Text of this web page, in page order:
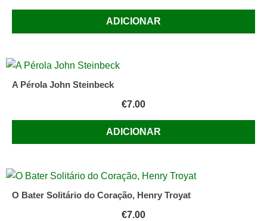
ADICIONAR
A Pérola John Steinbeck
€7.00
ADICIONAR
O Bater Solitário do Coração, Henry Troyat
€7.00